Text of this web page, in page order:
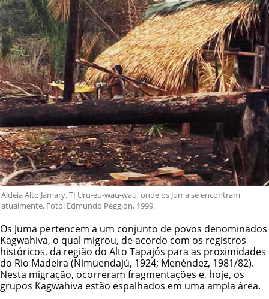
Aldeia Alto Jamary, TI Uru-eu-wau-wau, onde os Juma se encontram
atualmente. Foto: Edmundo Peggion, 1999.
Os Juma pertencem a um conjunto de povos denominados
Kagwahiva, o qual migrou, de acordo com os registros
históricos, da região do Alto Tapajós para as proximidades
do Rio Madeira (Nimuendajú, 1924; Menéndez, 1981/82).
Nesta migração, ocorreram fragmentações e, hoje, os
grupos Kagwahiva estão espalhados em uma ampla área.